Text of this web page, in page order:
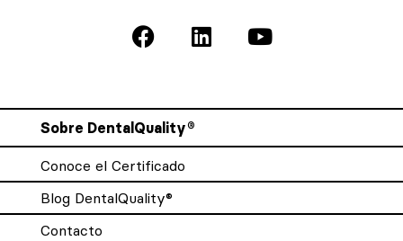
Sobre DentalQuality®
Conoce el Certificado
Blog DentalQuality®
Contacto